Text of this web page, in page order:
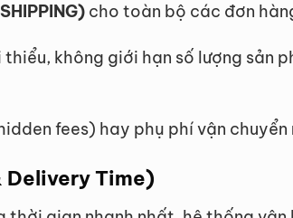
cho toàn bộ các đơn
không giới hạn số lượng sản
fees) hay phụ phí vận
Delivery Time)